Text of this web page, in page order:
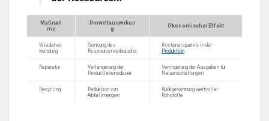
Maßnah
me
Umweltauswirkun
g
Ökonomischer Effekt
Wiederver
wendung
Senkung des
Ressourcenverbrauchs
Kostenersparnis in der
Produktion
Reparatur
Verlängerung der
Produktlebensdauer
Verringerung der Ausgaben für
Neuanschaffungen
Recycling
Reduktion von
Abfallmengen
Rückgewinnung wertvoller
Rohstoffe